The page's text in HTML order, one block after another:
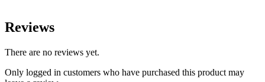
Reviews
There are no reviews yet.
Only logged in customers who have purchased this product may